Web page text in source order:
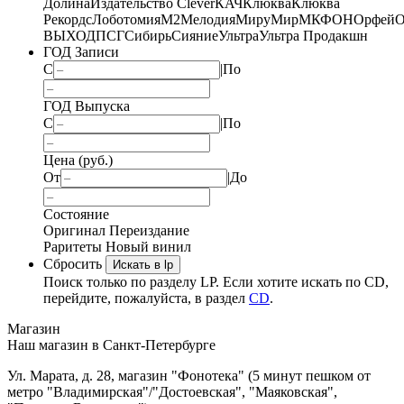
ДолинаИздательство CleverКАЧКлюкваКлюква
РекордсЛоботомияМ2МелодияМируМирМКФОНОрфей
ВЫХОДПСГСибирьСияниеУльтраУльтра Продакшн
ГОД Записи
С
|По
ГОД Выпуска
С
|По
Цена (руб.)
От
|До
Состояние
Оригинал Переиздание
Раритеты Новый винил
Сбросить
Искать в lp
Поиск только по разделу LP. Если хотите искать по CD,
перейдите, пожалуйста, в раздел CD.
Магазин
Наш магазин в Санкт-Петербурге
Ул. Марата, д. 28, магазин "Фонотека" (5 минут пешком от
метро "Владимирская"/"Достоевская", "Маяковская",